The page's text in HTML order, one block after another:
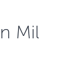
Mil